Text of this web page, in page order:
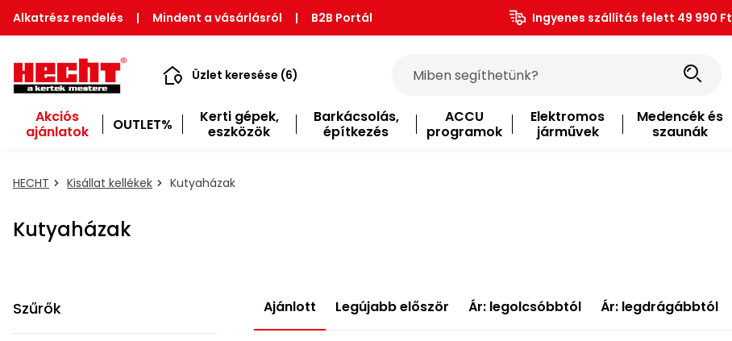
Alkatrész rendelés | Mindent a vásárlásról | B2B Portál Ingyenes szállítás felett 49 990 Ft
Üzlet keresése (6)
Akciós
ajánlatok
OUTLET%
Kerti gépek,
eszközök
Barkácsolás,
építkezés
ACCU
programok
Elektromos
járművek
Medencék és
szaunák
HECHT Kisállat kellékek Kutyaházak
Kutyaházak
Szűrők Ajánlott Legújabb először Ár: legolcsóbbtól Ár: legdrágábbtól